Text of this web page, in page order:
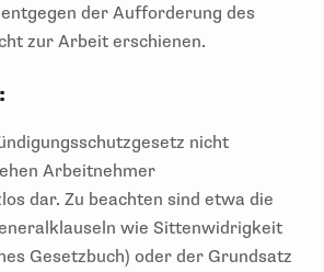
der Aufforderung des
zur Arbeit erschienen.
nicht
Arbeitnehmer
dar. Zu beachten sind etwa die
wie Sittenwidrigkeit
Gesetzbuch) oder der Grundsatz